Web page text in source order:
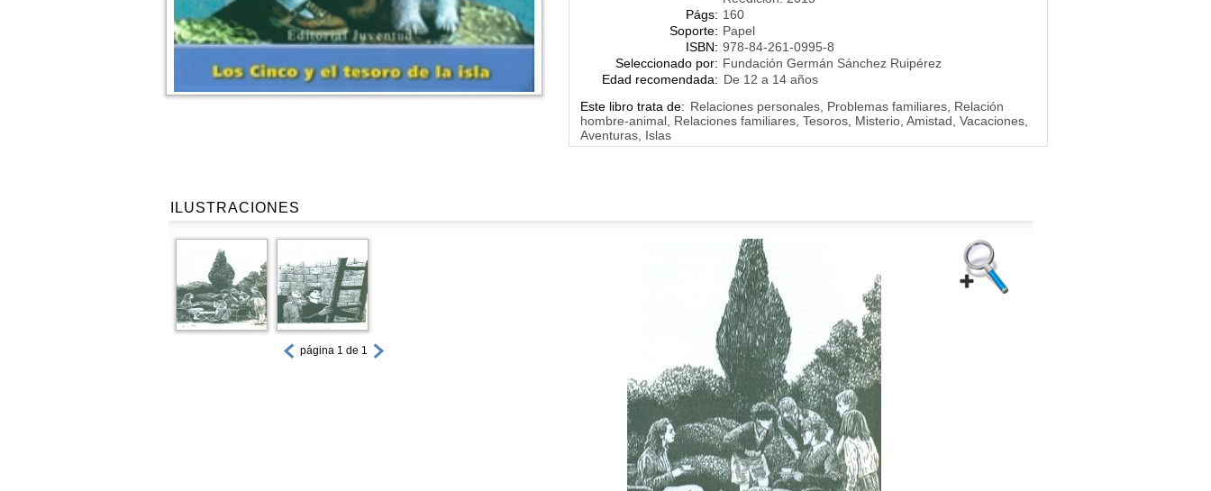
Págs: 160
Soporte: Papel
ISBN: 978-84-261-0995-8
Seleccionado por: Fundación Germán Sánchez Ruipérez
Edad recomendada: De 12 a 14 años
Este libro trata de: Relaciones personales, Problemas familiares, Relación
hombre-animal, Relaciones familiares, Tesoros, Misterio, Amistad, Vacaciones,
Aventuras, Islas
ILUSTRACIONES
página 1 de 1